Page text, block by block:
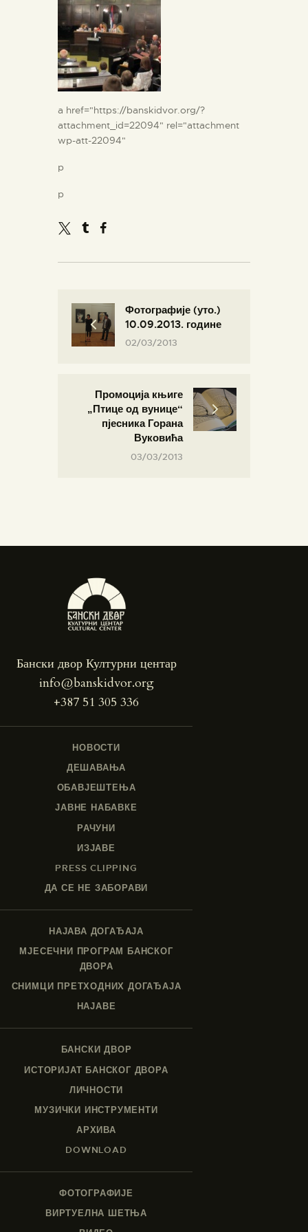
a href="https://banskidvor.org/?
attachment_id=22094" rel="attachment
wp-att-22094"
p
p
Фотографије (уто.)
10.09.2013. године
02/03/2013
Промоција књиге
„Птице од вунице“
пјесника Горана
Вуковића
03/03/2013
Бански двор Културни центар
info@banskidvor.org
+387 51 305 336
НОВОСТИ
ДЕШАВАЊА
ОБАВЈЕШТЕЊА
ЈАВНЕ НАБАВКЕ
РАЧУНИ
ИЗЈАВЕ
PRESS CLIPPING
ДА СЕ НЕ ЗАБОРАВИ
НАЈАВА ДОГАЂАЈА
МЈЕСЕЧНИ ПРОГРАМ БАНСКОГ
ДВОРА
СНИМЦИ ПРЕТХОДНИХ ДОГАЂАЈА
НАЈАВЕ
БАНСКИ ДВОР
ИСТОРИЈАТ БАНСКОГ ДВОРА
ЛИЧНОСТИ
МУЗИЧКИ ИНСТРУМЕНТИ
АРХИВА
DOWNLOAD
ФОТОГРАФИЈЕ
ВИРТУЕЛНА ШЕТЊА